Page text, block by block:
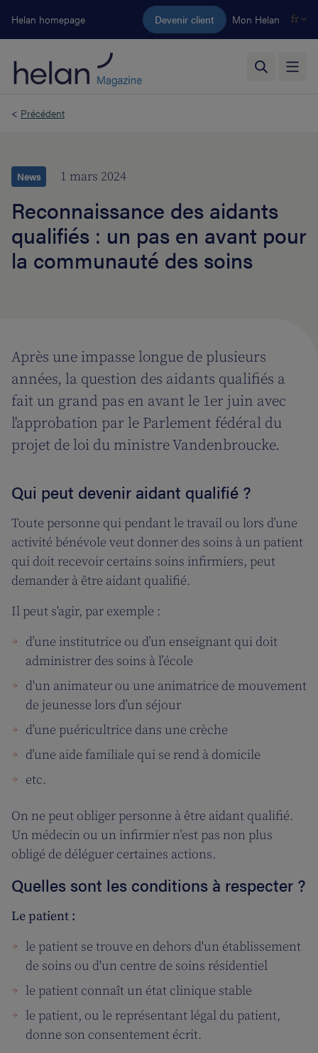
Aller au contenu principal
Helan homepage Devenir client Mon Helan fr
< Précédent
News 1 mars 2024
Reconnaissance des aidants
qualifiés : un pas en avant pour
la communauté des soins
Après une impasse longue de plusieurs
années, la question des aidants qualifiés a
fait un grand pas en avant le 1er juin avec
l'approbation par le Parlement fédéral du
projet de loi du ministre Vandenbroucke.
Qui peut devenir aidant qualifié ?
Toute personne qui pendant le travail ou lors d’une
activité bénévole veut donner des soins à un patient
qui doit recevoir certains soins infirmiers, peut
demander à être aidant qualifié.
Il peut s'agir, par exemple :
d’une institutrice ou d’un enseignant qui doit
administrer des soins à l’école
d'un animateur ou une animatrice de mouvement
de jeunesse lors d’un séjour
d’une puéricultrice dans une crèche
d’une aide familiale qui se rend à domicile
etc.
On ne peut obliger personne à être aidant qualifié.
Un médecin ou un infirmier n’est pas non plus
obligé de déléguer certaines actions.
Quelles sont les conditions à respecter ?
Le patient :
le patient se trouve en dehors d'un établissement
de soins ou d'un centre de soins résidentiel
le patient connaît un état clinique stable
​le patient, ou le représentant légal du patient,
donne son consentement écrit.